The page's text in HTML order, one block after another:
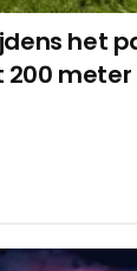
het
200